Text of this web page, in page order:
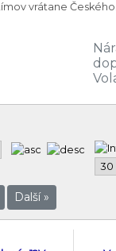
vrátane Českého
Další »